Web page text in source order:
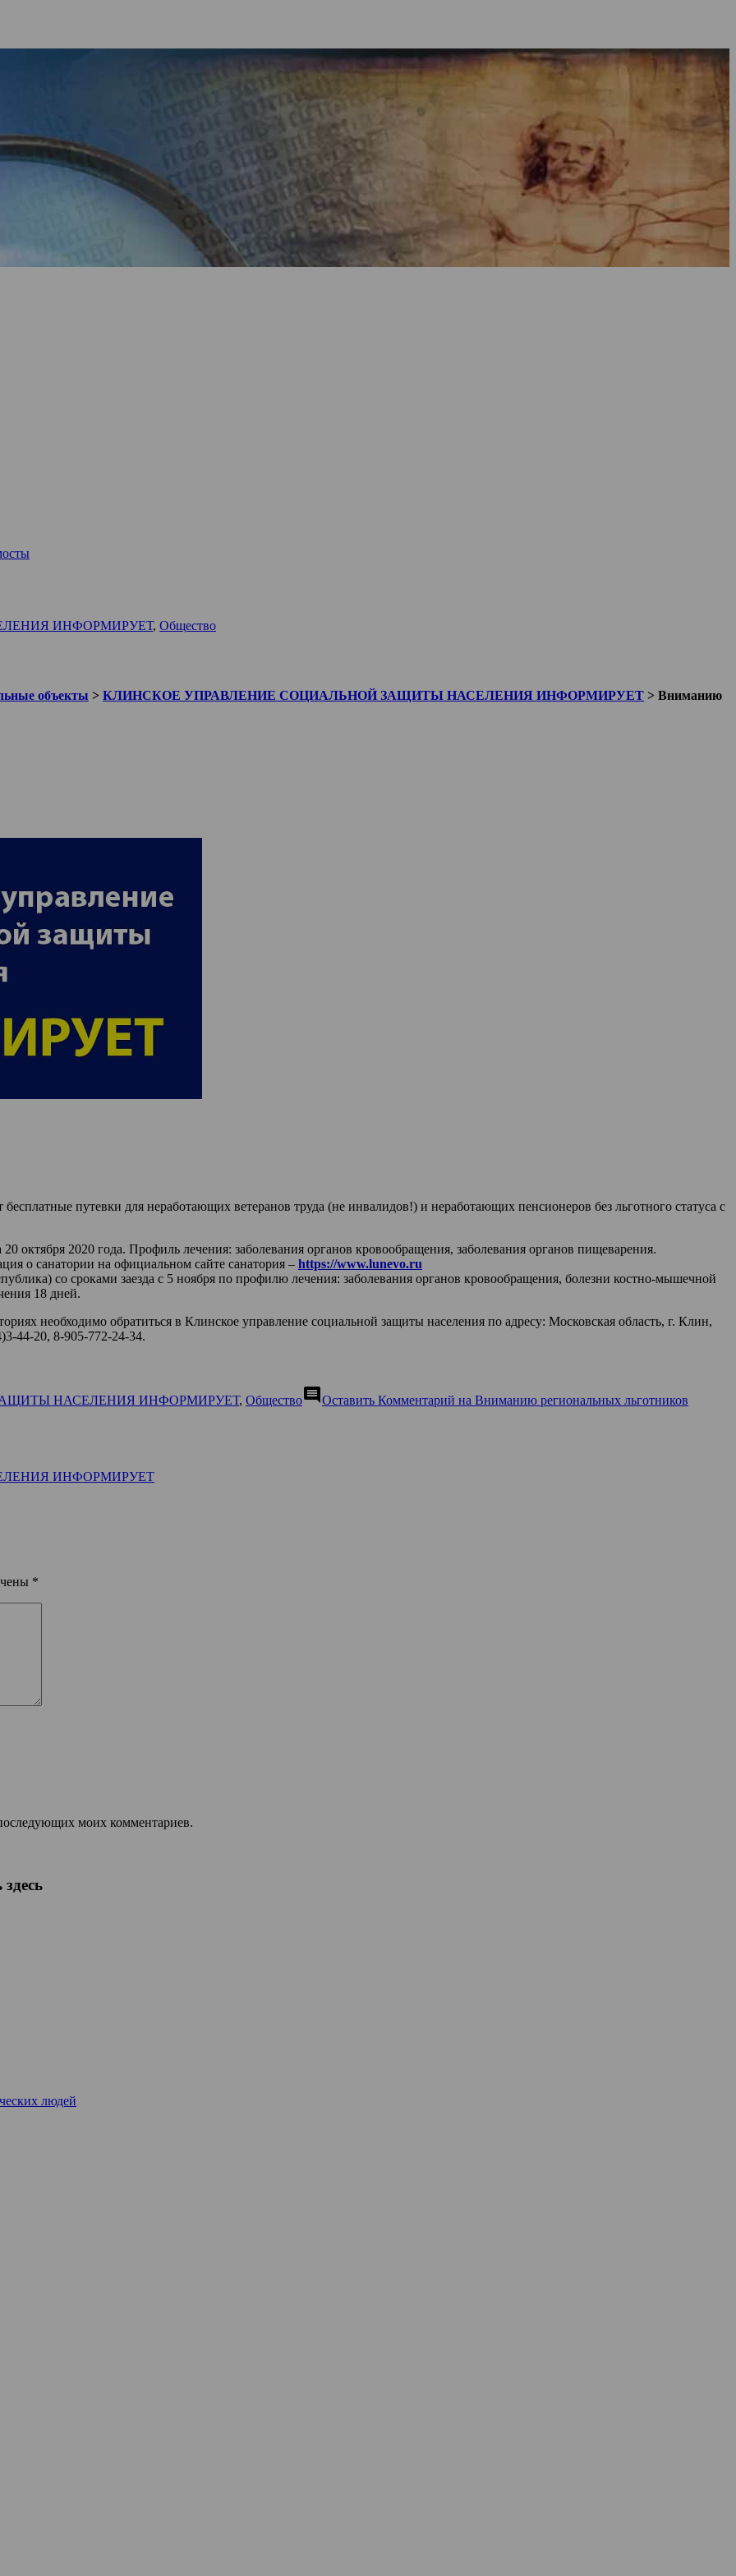
ИНФОРМИРУЕТ, Общество
объекты > КЛИНСКОЕ УПРАВЛЕНИЕ СОЦИАЛЬНОЙ ЗАЩИТЫ НАСЕЛЕНИЯ ИНФОРМИРУЕТ > Вниманию
путевки для неработающих ветеранов труда (не инвалидов!) и неработающих пенсионеров без льготного статуса с
октября 2020 года. Профиль лечения: заболевания органов кровообращения, заболевания органов пищеварения.
о санатории на официальном сайте санатория – https://www.lunevo.ru
со сроками заезда с 5 ноября по профилю лечения: заболевания органов кровообращения, болезни костно-мышечной
18 дней.
необходимо обратиться в Клинское управление социальной защиты населения по адресу: Московская область, г. Клин,
44-20, 8-905-772-24-34.
НАСЕЛЕНИЯ ИНФОРМИРУЕТ, Обществоcomment Оставить Комментарий на Вниманию региональных льготников
ИНФОРМИРУЕТ
*
моих комментариев.
людей